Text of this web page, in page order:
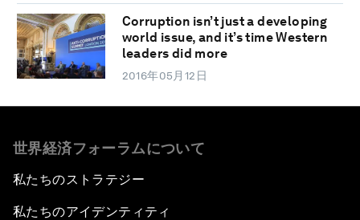
Corruption isn’t just a developing
world issue, and it’s time Western
leaders did more
2016年05月12日
世界経済フォーラムについて
私たちのストラテジー
私たちのアイデンティティ